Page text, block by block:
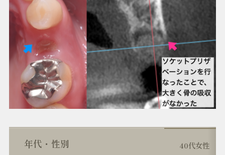
年代・性別 40代女性